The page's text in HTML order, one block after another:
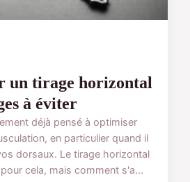
un tirage horizontal
à éviter
déjà pensé à optimiser
en particulier quand il
dorsaux. Le tirage horizontal
cela, mais comment s'a...